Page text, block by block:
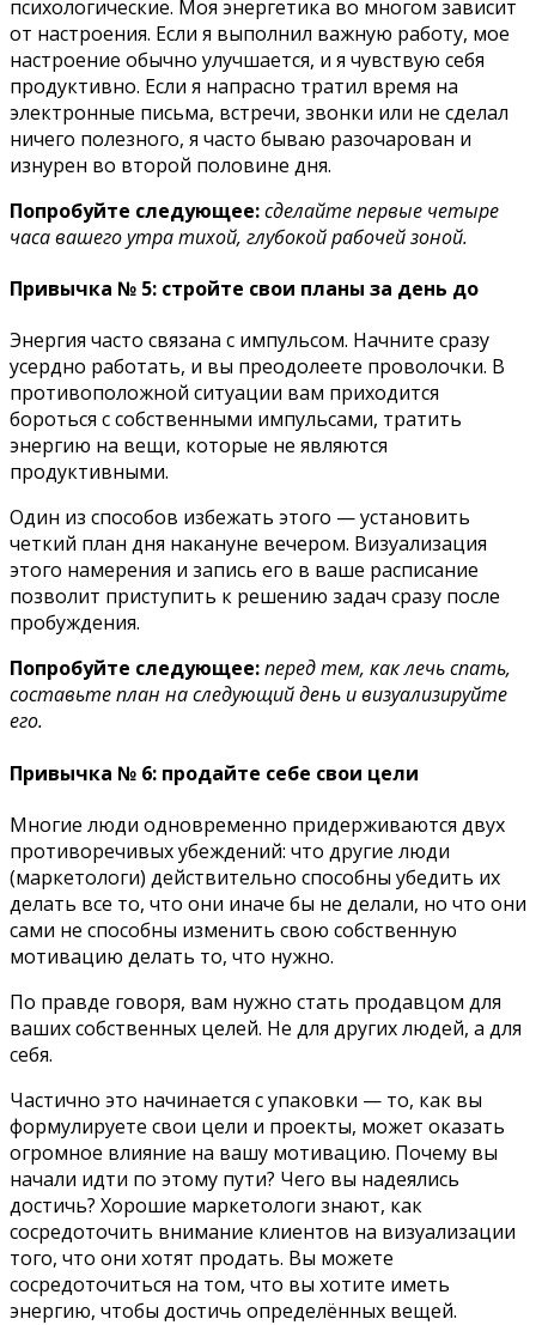
психологические. Моя энергетика во многом зависит
от настроения. Если я выполнил важную работу, мое
настроение обычно улучшается, и я чувствую себя
продуктивно. Если я напрасно тратил время на
электронные письма, встречи, звонки или не сделал
ничего полезного, я часто бываю разочарован и
изнурен во второй половине дня.
Попробуйте следующее:сделайте первые четыре
часа вашего утра тихой, глубокой рабочей зоной.
Привычка № 5: стройте свои планы за день до
Энергия часто связана с импульсом. Начните сразу
усердно работать, и вы преодолеете проволочки. В
противоположной ситуации вам приходится
бороться с собственными импульсами, тратить
энергию на вещи, которые не являются
продуктивными.
Один из способов избежать этого — установить
четкий план дня накануне вечером. Визуализация
этого намерения и запись его в ваше расписание
позволит приступить к решению задач сразу после
пробуждения.
Попробуйте следующее:перед тем, как лечь спать,
составьте план на следующий день и визуализируйте
его.
Привычка № 6: продайте себе свои цели
Многие люди одновременно придерживаются двух
противоречивых убеждений: что другие люди
(маркетологи) действительно способны убедить их
делать все то, что они иначе бы не делали, но что они
сами не способны изменить свою собственную
мотивацию делать то, что нужно.
По правде говоря, вам нужно стать продавцом для
ваших собственных целей. Не для других людей, а для
себя.
Частично это начинается с упаковки — то, как вы
формулируете свои цели и проекты, может оказать
огромное влияние на вашу мотивацию. Почему вы
начали идти по этому пути? Чего вы надеялись
достичь? Хорошие маркетологи знают, как
сосредоточить внимание клиентов на визуализации
того, что они хотят продать. Вы можете
сосредоточиться на том, что вы хотите иметь
энергию, чтобы достичь определённых вещей.